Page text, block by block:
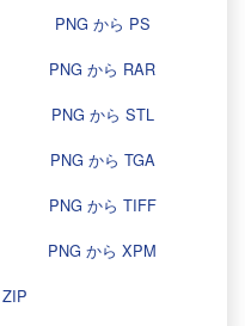
PNG から PS
PNG から RAR
PNG から STL
PNG から TGA
PNG から TIFF
PNG から XPM